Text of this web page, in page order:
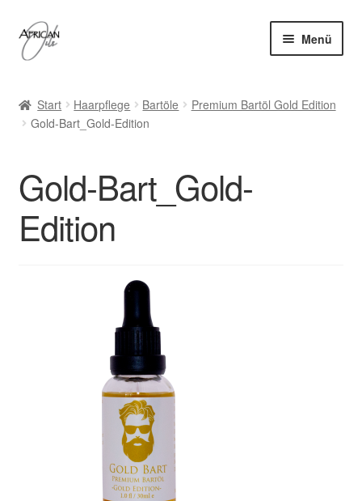
Zur
Navigation
Zum
Inhalt
Menü
Haaröle
Start Haarpflege Bartöle
Premium Bartöl Gold Edition
Gold-Bart_Gold-Edition
Gold-Bart_Gold-
Edition